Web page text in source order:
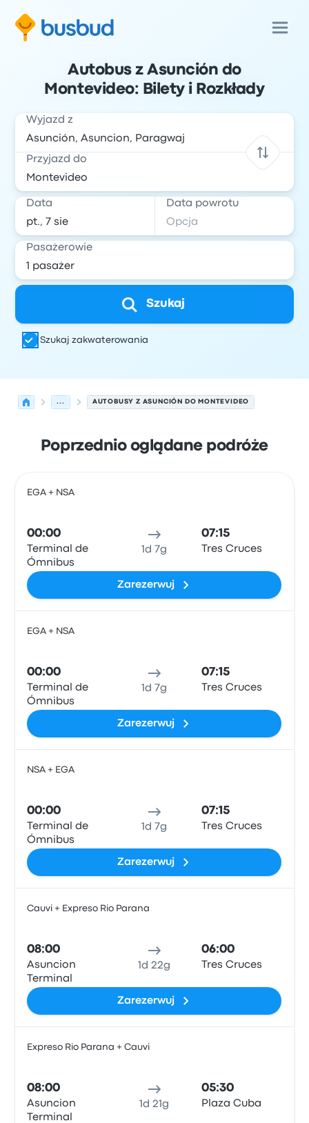
Autobus z Asunción do
Montevideo: Bilety i Rozkłady
Wyjazd z
Przyjazd do
Data Data powrotu
Pasażerowie
Szukaj
Szukaj zakwaterowania
... AUTOBUSY Z ASUNCIÓN DO MONTEVIDEO
Poprzednio oglądane podróże
EGA + NSA
00:00
Terminal de
Ómnibus
1d 7g
07:15
Tres Cruces
Zarezerwuj
EGA + NSA
00:00
Terminal de
Ómnibus
1d 7g
07:15
Tres Cruces
Zarezerwuj
NSA + EGA
00:00
Terminal de
Ómnibus
1d 7g
07:15
Tres Cruces
Zarezerwuj
Cauvi + Expreso Rio Parana
08:00
Asuncion
Terminal
1d 22g
06:00
Tres Cruces
Zarezerwuj
Expreso Rio Parana + Cauvi
08:00
Asuncion
Terminal
1d 21g
05:30
Plaza Cuba